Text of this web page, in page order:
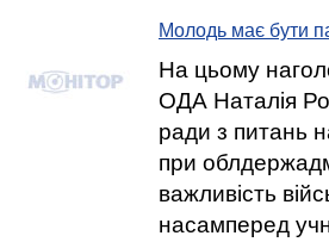
Молодь має бути
На цьому
ОДА Наталія
ради з питань
при
важливість
насамперед